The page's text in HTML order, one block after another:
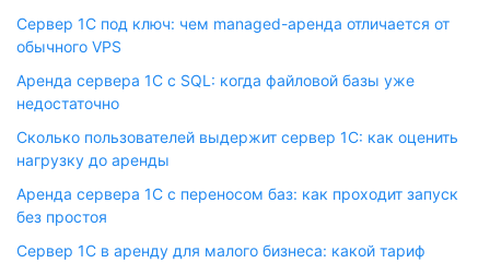
Сервер 1С под ключ: чем managed-аренда отличается от
обычного VPS
Аренда сервера 1С с SQL: когда файловой базы уже
недостаточно
Сколько пользователей выдержит сервер 1С: как оценить
нагрузку до аренды
Аренда сервера 1С с переносом баз: как проходит запуск
без простоя
Сервер 1С в аренду для малого бизнеса: какой тариф